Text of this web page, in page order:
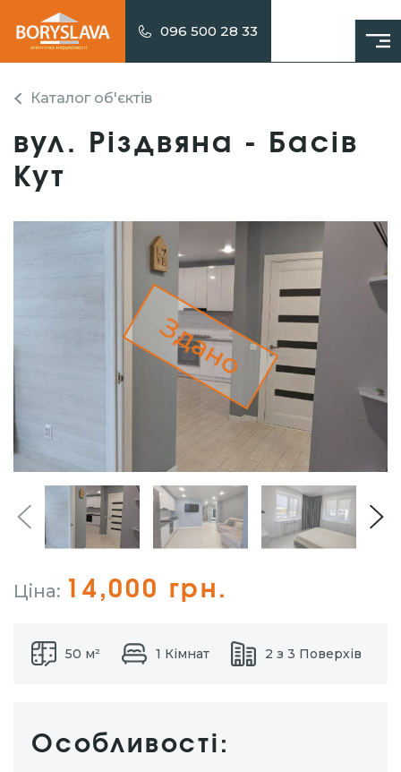
096 500 28 33
Каталог об'єктів
вул. Різдвяна - Басів
Кут
Здано
Ціна: 14,000 грн.
50 м² 1 Кімнат 2 з 3 Поверхів
Особливості: